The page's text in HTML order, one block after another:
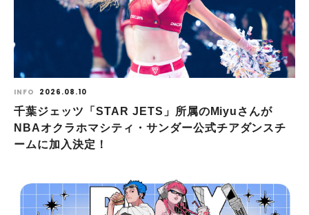
INFO 2026.08.10
千葉ジェッツ「STAR JETS」所属のMiyuさんが
NBAオクラホマシティ・サンダー公式チアダンスチ
ームに加入決定！